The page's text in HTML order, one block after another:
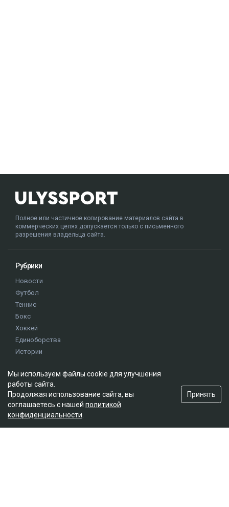
Полное или частичное копирование материалов сайта в
коммерческих целях допускается только с письменного
разрешения владельца сайта.
Рубрики
Новости
Футбол
Теннис
Бокс
Хоккей
Единоборства
Истории
Редакция
О проекте
Правила сайта
Мы используем файлы cookie для улучшения
работы сайта.
Продолжая использование сайта, вы
соглашаетесь с нашей политикой
конфиденциальности
Принять